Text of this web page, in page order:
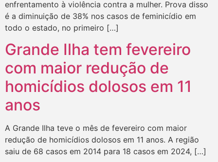
enfrentamento à violência contra a mulher. Prova disso
é a diminuição de 38% nos casos de feminicídio em
todo o estado, no primeiro […]
Grande Ilha tem fevereiro
com maior redução de
homicídios dolosos em 11
anos
A Grande Ilha teve o mês de fevereiro com maior
redução de homicídios dolosos em 11 anos. A região
saiu de 68 casos em 2014 para 18 casos em 2024, […]